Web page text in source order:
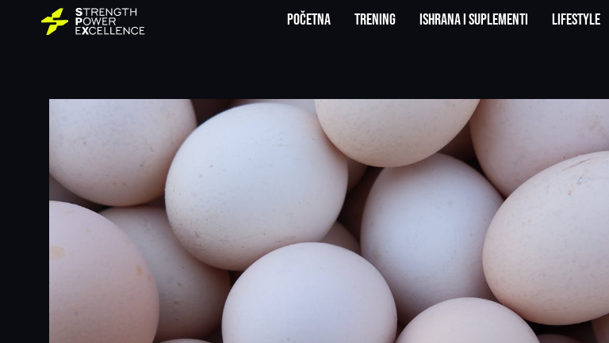
Početna Trening Ishrana i suplementi Lifestyle